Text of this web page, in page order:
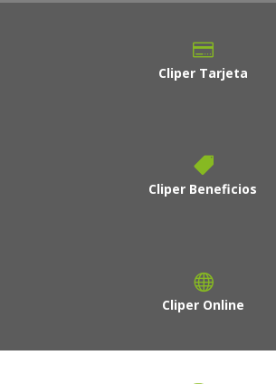
Cliper Tarjeta
Cliper Beneficios
Cliper Online